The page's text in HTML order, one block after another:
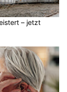
– jetzt